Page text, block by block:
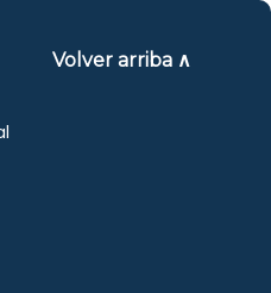
Volver arriba ∧